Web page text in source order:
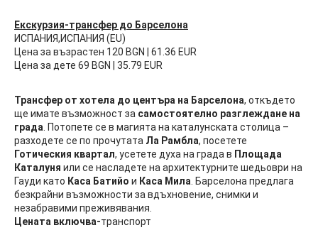
Екскурзия-трансфер до Барселона
ИСПАНИЯ,ИСПАНИЯ (EU)
Цена за възрастен 120 BGN | 61.36 EUR
Цена за дете 69 BGN | 35.79 EUR
Трансфер от хотела до центъра на Барселона, откъдето
ще имате възможност за самостоятелно разглеждане на
града . Потопете се в магията на каталунската столица –
разходете се по прочутата Ла Рамбла, посетете
Готическия квартал, усетете духа на града в Площада
Каталуня или се насладете на архитектурните шедьоври на
Гауди като Каса Батийо и Каса Мила . Барселона предлага
безкрайни възможности за вдъхновение, снимки и
незабравими преживявания.
Цената включва-транспорт